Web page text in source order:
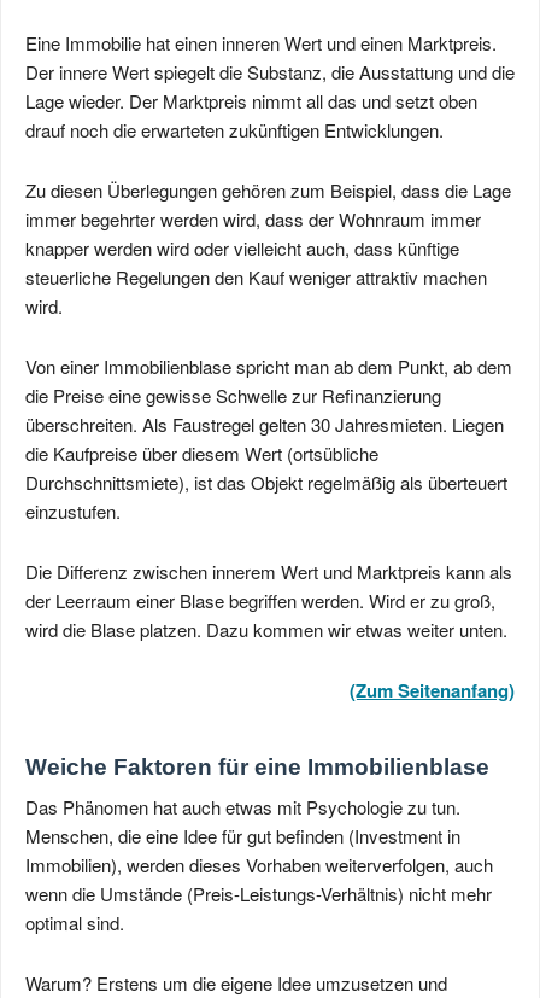
Eine Immobilie hat einen inneren Wert und einen Marktpreis.
Der innere Wert spiegelt die Substanz, die Ausstattung und die
Lage wieder. Der Marktpreis nimmt all das und setzt oben
drauf noch die erwarteten zukünftigen Entwicklungen.
Zu diesen Überlegungen gehören zum Beispiel, dass die Lage
immer begehrter werden wird, dass der Wohnraum immer
knapper werden wird oder vielleicht auch, dass künftige
steuerliche Regelungen den Kauf weniger attraktiv machen
wird.
Von einer Immobilienblase spricht man ab dem Punkt, ab dem
die Preise eine gewisse Schwelle zur Refinanzierung
überschreiten. Als Faustregel gelten 30 Jahresmieten. Liegen
die Kaufpreise über diesem Wert (ortsübliche
Durchschnittsmiete), ist das Objekt regelmäßig als überteuert
einzustufen.
Die Differenz zwischen innerem Wert und Marktpreis kann als
der Leerraum einer Blase begriffen werden. Wird er zu groß,
wird die Blase platzen. Dazu kommen wir etwas weiter unten.
(Zum Seitenanfang)
Weiche Faktoren für eine Immobilienblase
Das Phänomen hat auch etwas mit Psychologie zu tun.
Menschen, die eine Idee für gut befinden (Investment in
Immobilien), werden dieses Vorhaben weiterverfolgen, auch
wenn die Umstände (Preis-Leistungs-Verhältnis) nicht mehr
optimal sind.
Warum? Erstens um die eigene Idee umzusetzen und